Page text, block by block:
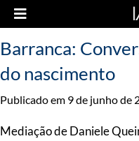
Barranca:
do nascimento
Publicado em 9 de junho de
Mediação de Daniele